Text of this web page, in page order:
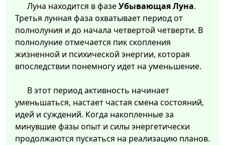
Луна находится в фазеУбывающая Луна.
Третья лунная фаза охватывает период от
полнолуния и до начала четвертой четверти. В
полнолуние отмечается пик скопления
жизненной и психической энергии, которая
впоследствии понемногу идет на уменьшение.
В этот период активность начинает
уменьшаться, настает частая смена состояний,
идей и суждений. Когда накопленные за
минувшие фазы опыт и силы энергетически
продолжаются пускаться на реализацию планов.